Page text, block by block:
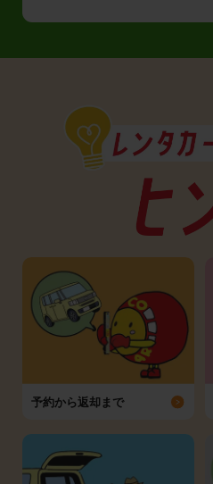
予約から返却まで